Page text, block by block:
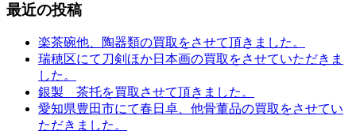
最近の投稿
楽茶碗他、陶器類の買取をさせて頂きました。
瑞穂区にて刀剣ほか日本画の買取をさせていただきま
した。
銀製 茶托を買取させて頂きました。
愛知県豊田市にて春日卓、他骨董品の買取をさせてい
ただきました。